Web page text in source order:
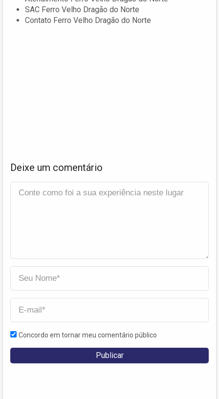
SAC Ferro Velho Dragão do Norte
Contato Ferro Velho Dragão do Norte
Deixe um comentário
Concordo em tornar meu comentário público